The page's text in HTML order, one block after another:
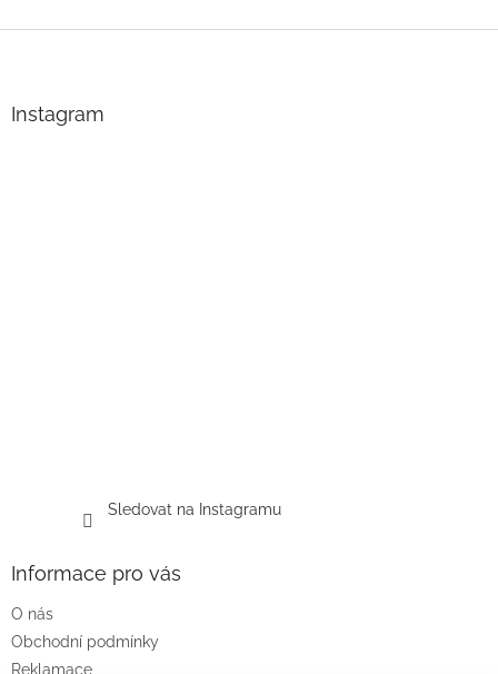
Instagram
Sledovat na Instagramu
Informace pro vás
O nás
Obchodní podmínky
Reklamace